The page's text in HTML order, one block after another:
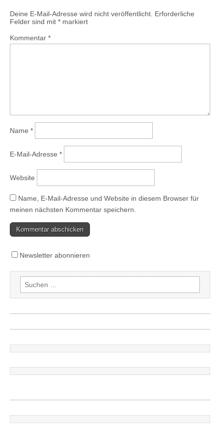
Deine E-Mail-Adresse wird nicht veröffentlicht. Erforderliche
Felder sind mit * markiert
Kommentar *
Name *
E-Mail-Adresse *
Website
Name, E-Mail-Adresse und Website in diesem Browser für
meinen nächsten Kommentar speichern.
Newsletter abonnieren
Suchen
nach: